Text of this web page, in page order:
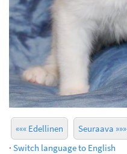
««« Edellinen Seuraava »»»
· Switch language to English